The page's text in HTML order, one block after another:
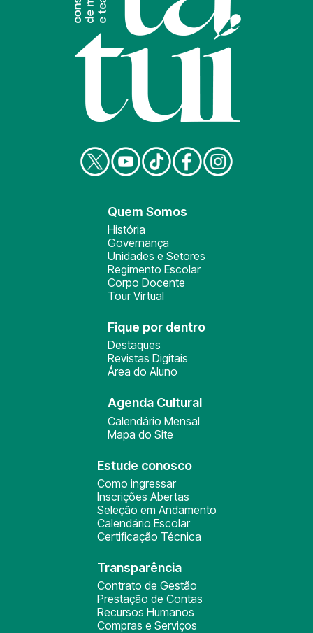
Quem Somos
História
Governança
Unidades e Setores
Regimento Escolar
Corpo Docente
Tour Virtual
Fique por dentro
Destaques
Revistas Digitais
Área do Aluno
Agenda Cultural
Calendário Mensal
Mapa do Site
Estude conosco
Como ingressar
Inscrições Abertas
Seleção em Andamento
Calendário Escolar
Certificação Técnica
Transparência
Contrato de Gestão
Prestação de Contas
Recursos Humanos
Compras e Serviços